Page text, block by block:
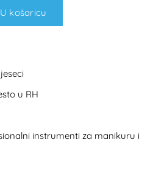
U košaricu
u RH
instrumenti za manikuru i